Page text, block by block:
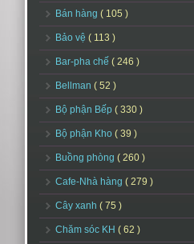
Bán hàng ( 105 )
Bảo vệ ( 113 )
Bar-pha chế ( 246 )
Bellman ( 52 )
Bộ phận Bếp ( 330 )
Bộ phận Kho ( 39 )
Buồng phòng ( 260 )
Cafe-Nhà hàng ( 279 )
Cây xanh ( 75 )
Chăm sóc KH ( 62 )